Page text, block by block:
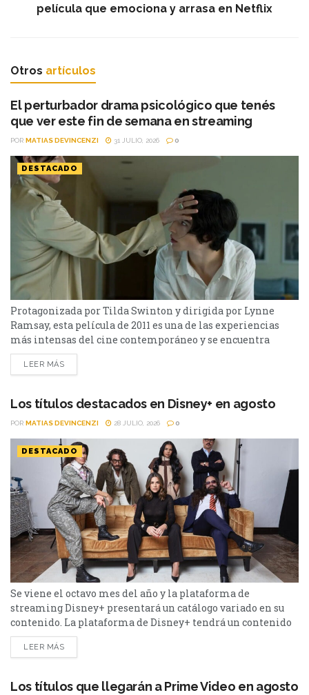
película que emociona y arrasa en Netflix
Otros artículos
El perturbador drama psicológico que tenés
que ver este fin de semana en streaming
POR MATIAS DEVINCENZI 31 JULIO, 2026 0
DESTACADO
Protagonizada por Tilda Swinton y dirigida por Lynne
Ramsay, esta película de 2011 es una de las experiencias
más intensas del cine contemporáneo y se encuentra
disponible en streaming. Hay películas que entretienen y
otras que dejan una marca difícil de borrar. Tenemos que
Basada en la novela homónima de Lionel...
LEER MÁS
Los títulos destacados en Disney+ en agosto
POR MATIAS DEVINCENZI 28 JULIO, 2026 0
DESTACADO
Se viene el octavo mes del año y la plataforma de
streaming Disney+ presentará un catálogo variado en su
contenido. La plataforma de Disney+ tendrá un contenido
variado durante el mes de agosto. Desde Star Wars: Visions
- La Novena Jedi hasta Animales, la lista es extensa.
Waverly Place - Temporada 3...
LEER MÁS
Los títulos que llegarán a Prime Video en agosto